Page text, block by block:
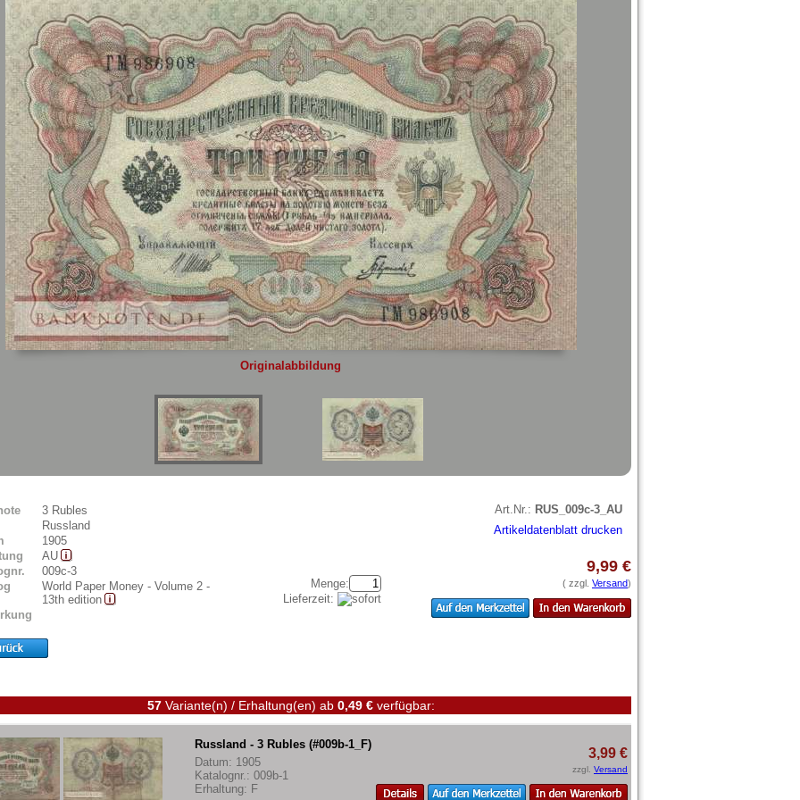
Siehier .
Originalabbildung
3 Rubles
Russland
1905
AU
009c-3
World Paper Money - Volume 2 -
13th edition
Art.Nr.: RUS_009c-3_AU
Artikeldatenblatt drucken
Menge:
Lieferzeit:
9,99 €
( zzgl. Versand)
57Variante(n) / Erhaltung(en) ab 0,49 €verfügbar:
Russland - 3 Rubles (#009b-1_F)
Datum: 1905
Katalognr.: 009b-1
Erhaltung: F
3,99 €
zzgl. Versand